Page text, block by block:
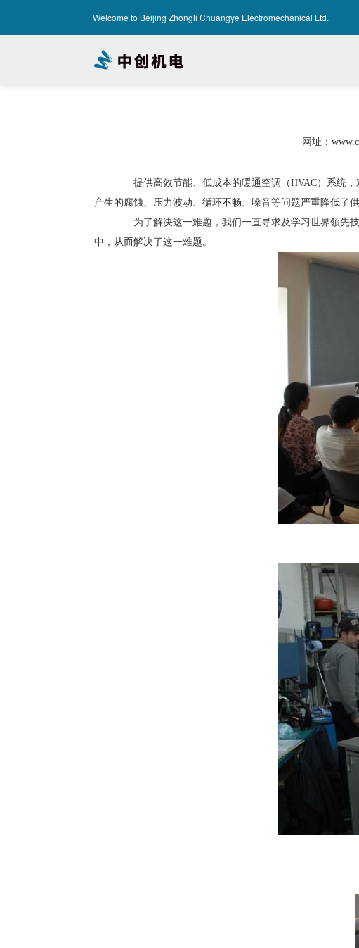
Welcome to Beijing Zhongli Chuangye Electromechanical Ltd.
网址：
提供高效节能、低成本的暖通空调（HVAC）系统，
产生的腐蚀、压力波动、循环不畅、噪音等问题严重降低了供
为了解决这一难题，我们一直寻求及学习世界领先技
中，从而解决了这一难题。